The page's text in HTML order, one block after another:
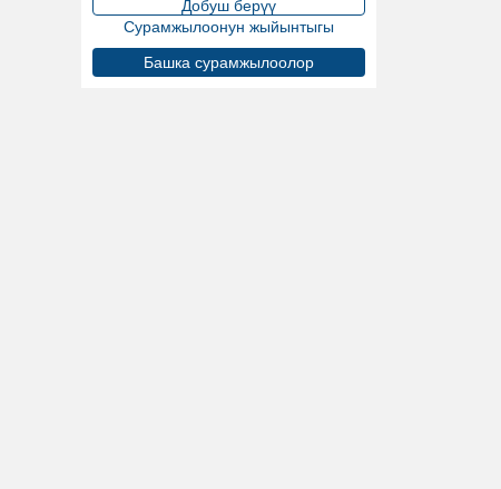
Сурамжылоонун жыйынтыгы
Башка сурамжылоолор